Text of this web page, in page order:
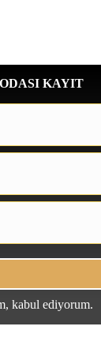
KAYIT
kabul ediyorum.